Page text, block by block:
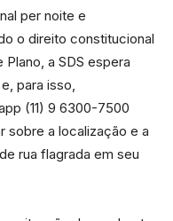
per noite e
o direito constitucional
a SDS espera
para isso,
(11) 9 6300-7500
sobre a localização e a
rua flagrada em seu